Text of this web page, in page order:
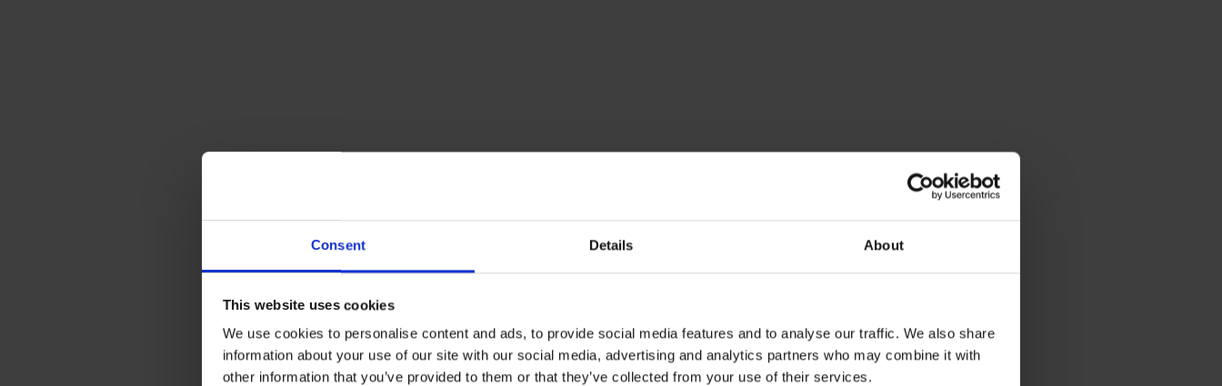
Consent Details About
This website uses cookies
We use cookies to personalise content and ads, to provide social media features and to analyse our traffic. We also share
information about your use of our site with our social media, advertising and analytics partners who may combine it with
other information that you’ve provided to them or that they’ve collected from your use of their services.